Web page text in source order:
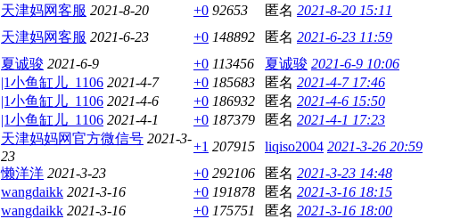
天津妈网客服 2021-8-20 +0 92653 匿名 2021-8-20 15:11
天津妈网客服 2021-6-23 +0 148892 匿名 2021-6-23 11:59
夏诚骏 2021-6-9 +0 113456 夏诚骏 2021-6-9 10:06
|1小鱼缸儿_1106 2021-4-7 +0 185683 匿名 2021-4-7 17:46
|1小鱼缸儿_1106 2021-4-6 +0 186932 匿名 2021-4-6 15:50
|1小鱼缸儿_1106 2021-4-1 +0 187379 匿名 2021-4-1 17:23
天津妈妈网官方微信号 2021-3-
23
+1 207915 liqiso2004 2021-3-26 20:59
懒洋洋 2021-3-23 +0 292106 匿名 2021-3-23 14:48
wangdaikk 2021-3-16 +0 191878 匿名 2021-3-16 18:15
wangdaikk 2021-3-16 +0 175751 匿名 2021-3-16 18:00